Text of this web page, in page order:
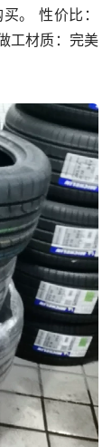
。 性价比：
工材质：完美